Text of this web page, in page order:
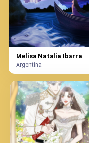
Melisa Natalia Ibarra
Argentina